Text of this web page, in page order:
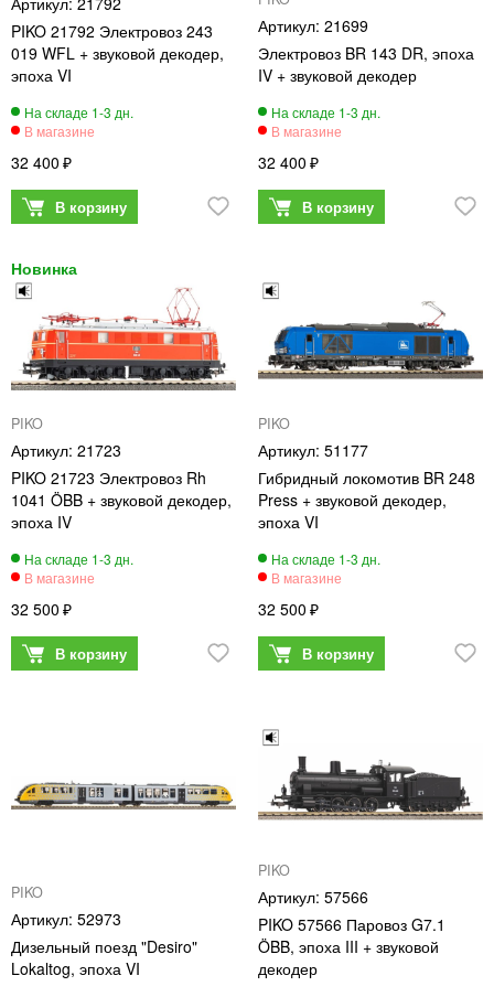
PIKO 21792 Электровоз 243
019 WFL + звуковой декодер,
эпоха VI
32 400
21699
Электровоз BR 143 DR, эпоха
IV + звуковой декодер
32 400
PIKO
21723
PIKO 21723 Электровоз Rh
1041 ÖBB + звуковой декодер,
эпоха IV
32 500
PIKO
51177
Гибридный локомотив BR 248
Press + звуковой декодер,
эпоха VI
32 500
PIKO
52973
Дизельный поезд "Desiro"
Lokaltog, эпоха VI
PIKO
57566
PIKO 57566 Паровоз G7.1
ÖBB, эпоха III + звуковой
декодер